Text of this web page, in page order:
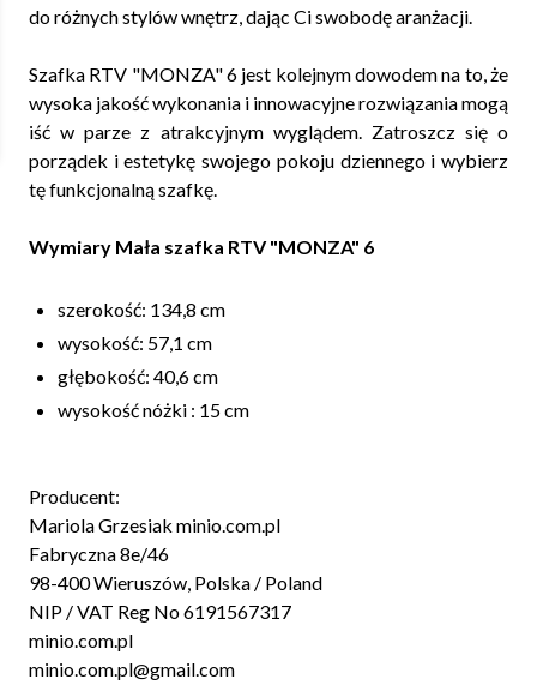
do różnych stylów wnętrz, dając Ci swobodę aranżacji.
Szafka RTV "MONZA" 6 jest kolejnym dowodem na to, że
wysoka jakość wykonania i innowacyjne rozwiązania mogą
iść w parze z atrakcyjnym wyglądem. Zatroszcz się o
porządek i estetykę swojego pokoju dziennego i wybierz
tę funkcjonalną szafkę.
Wymiary Mała szafka RTV "MONZA" 6
szerokość: 134,8 cm
wysokość: 57,1 cm
głębokość: 40,6 cm
wysokość nóżki : 15 cm
Producent:
Mariola Grzesiak minio.com.pl
Fabryczna 8e/46
98-400 Wieruszów, Polska / Poland
NIP / VAT Reg No 6191567317
minio.com.pl
minio.com.pl@gmail.com